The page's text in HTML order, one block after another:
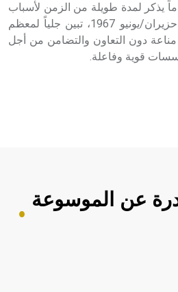
يذكر لمدة طويلة من الزمن لأسباب
متعددة. وفي أعقاب حرب حزيران/يونيو 1967، تبين جلياً لمعظم
مناعة دون التعاون والتضامن من أجل
قوية وفاعلة.
عن الموسوعة